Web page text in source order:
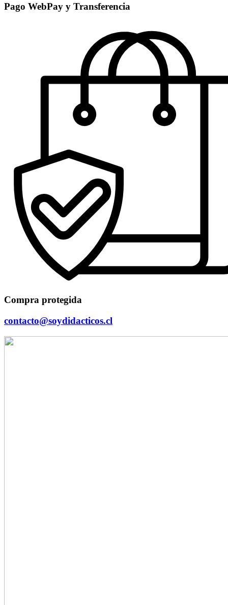
Pago WebPay y Transferencia
Compra protegida
contacto@soydidacticos.cl